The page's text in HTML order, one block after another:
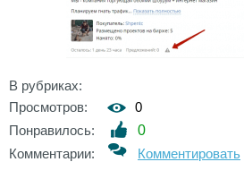
В рубриках:
Просмотров:
0
Понравилось:
0
Комментарии:
Комментировать